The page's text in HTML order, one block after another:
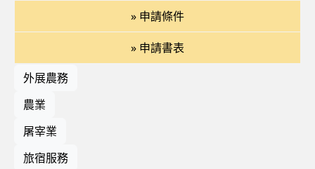
» 申請條件
» 申請書表
外展農務
農業
屠宰業
旅宿服務